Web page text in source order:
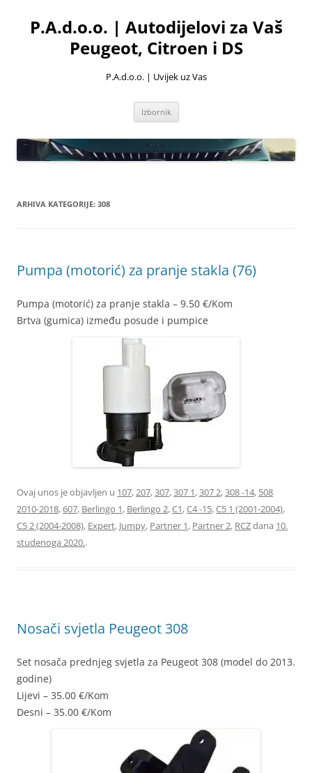
sadržaja
P.A.d.o.o. | Autodijelovi za Vaš
Peugeot, Citroen i DS
P.A.d.o.o. | Uvijek uz Vas
Izbornik
ARHIVA KATEGORIJE: 308
Pumpa (motorić) za pranje stakla (76)
Pumpa (motorić) za pranje stakla – 9.50 €/Kom
Brtva (gumica) između posude i pumpice
Ovaj unos je objavljen u 107,207,307,307 1,307 2,308 -14, 508
2010-2018,607, Berlingo 1, Berlingo 2,C1,C4 -15,C5 1 (2001-2004),
C5 2 (2004-2008), Expert, Jumpy, Partner 1, Partner 2, RCZdana 10.
studenoga 2020..
Nosači svjetla Peugeot 308
Set nosača prednjeg svjetla za Peugeot 308 (model do 2013.
godine)
Lijevi – 35.00 €/Kom
Desni – 35.00 €/Kom